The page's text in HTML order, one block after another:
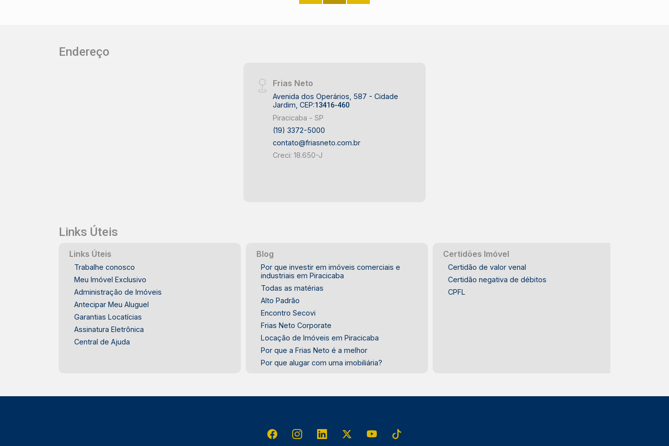
Endereço
Frias Neto
Avenida dos Operários, 587 - Cidade
Jardim, CEP:13416-460
Piracicaba - SP
(19) 3372-5000
contato@friasneto.com.br
Creci: 18.650-J
Links Úteis
Links Úteis
Trabalhe conosco
Meu Imóvel Exclusivo
Administração de Imóveis
Antecipar Meu Aluguel
Garantias Locatícias
Assinatura Eletrônica
Central de Ajuda
Blog
Por que investir em imóveis comerciais e
industriais em Piracicaba
Todas as matérias
Alto Padrão
Encontro Secovi
Frias Neto Corporate
Locação de Imóveis em Piracicaba
Por que a Frias Neto é a melhor
Por que alugar com uma imobiliária?
Certidões Imóvel
Certidão de valor venal
Certidão negativa de débitos
CPFL